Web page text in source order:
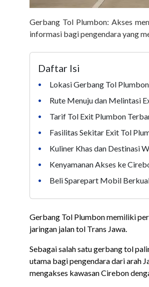
Gerbang Tol Plumbon: Akses
informasi bagi pengendara yang
Daftar Isi
•
Lokasi Gerbang Tol
• Rute Menuju dan Melintasi
• Tarif Tol Exit Plumbon
• Fasilitas Sekitar Exit Tol
• Kuliner Khas dan Destinasi
• Kenyamanan Akses ke
• Beli Sparepart Mobil
Gerbang Tol Plumbon memiliki
jaringan jalan tol Trans Jawa.
Sebagai salah satu gerbang tol
utama bagi pengendara dari arah
mengakses kawasan Cirebon